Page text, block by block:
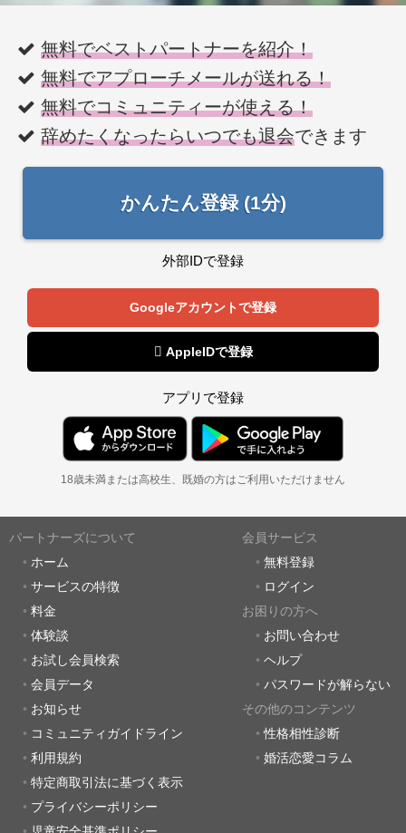
無料でベストパートナーを紹介！
無料でアプローチメールが送れる！
無料でコミュニティーが使える！
辞めたくなったらいつでも退会できます
かんたん登録 (1分)
外部IDで登録
Googleアカウントで登録
 AppleIDで登録
アプリで登録
18歳未満または高校生、既婚の方はご利用いただけません
パートナーズについて
ホーム
サービスの特徴
料金
体験談
お試し会員検索
会員データ
お知らせ
コミュニティガイドライン
利用規約
特定商取引法に基づく表示
プライバシーポリシー
会員サービス
無料登録
ログイン
お困りの方へ
お問い合わせ
ヘルプ
パスワードが解らない
その他のコンテンツ
性格相性診断
婚活恋愛コラム